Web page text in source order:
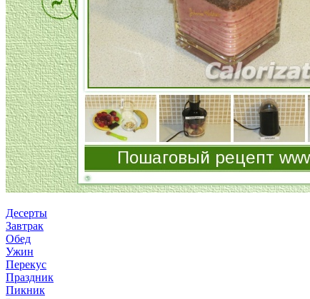
Десерты
Завтрак
Обед
Ужин
Перекус
Праздник
Пикник